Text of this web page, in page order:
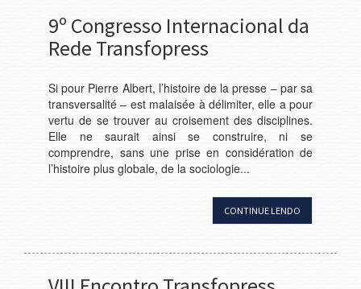
9º Congresso Internacional da
Rede Transfopress
Si pour Pierre Albert, l’histoire de la presse – par sa
transversalité – est malaisée à délimiter, elle a pour
vertu de se trouver au croisement des disciplines.
Elle ne saurait ainsi se construire, ni se
comprendre, sans une prise en considération de
l’histoire plus globale, de la sociologie...
CONTINUE LENDO